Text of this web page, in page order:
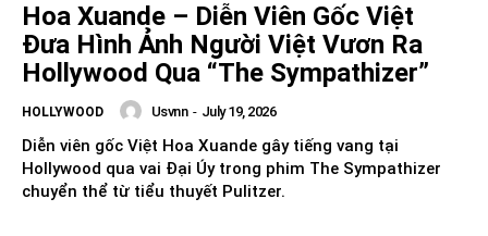
Hoa Xuande – Diễn Viên Gốc Việt
Đưa Hình Ảnh Người Việt Vươn Ra
Hollywood Qua “The Sympathizer”
HOLLYWOOD Usvnn - July 19, 2026
Diễn viên gốc Việt Hoa Xuande gây tiếng vang tại
Hollywood qua vai Đại Úy trong phim The Sympathizer
chuyển thể từ tiểu thuyết Pulitzer.